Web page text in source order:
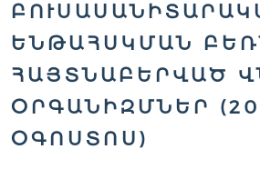
ԵՆԹԱՀՍԿՄԱՆ
ՀԱՅՏՆԱԲԵՐՎԱԾ
ՕՐԳԱՆԻԶՄՆԵՐ
ՕԳՈՍՏՈՍ)